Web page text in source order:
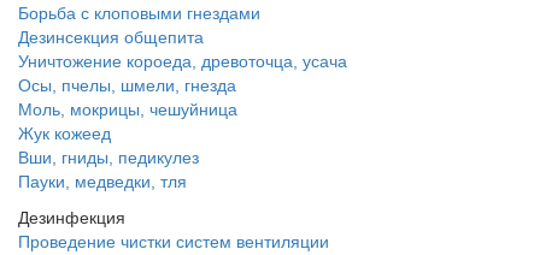
Борьба с клоповыми гнездами
Дезинсекция общепита
Уничтожение короеда, древоточца, усача
Осы, пчелы, шмели, гнезда
Моль, мокрицы, чешуйница
Жук кожеед
Вши, гниды, педикулез
Пауки, медведки, тля
Дезинфекция
Проведение чистки систем вентиляции